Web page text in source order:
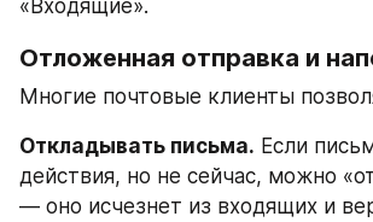
«Входящие».
Отложенная отправка и
Многие почтовые клиенты
Откладывать письма. Если
действия, но не сейчас, можно
— оно исчезнет из входящих и